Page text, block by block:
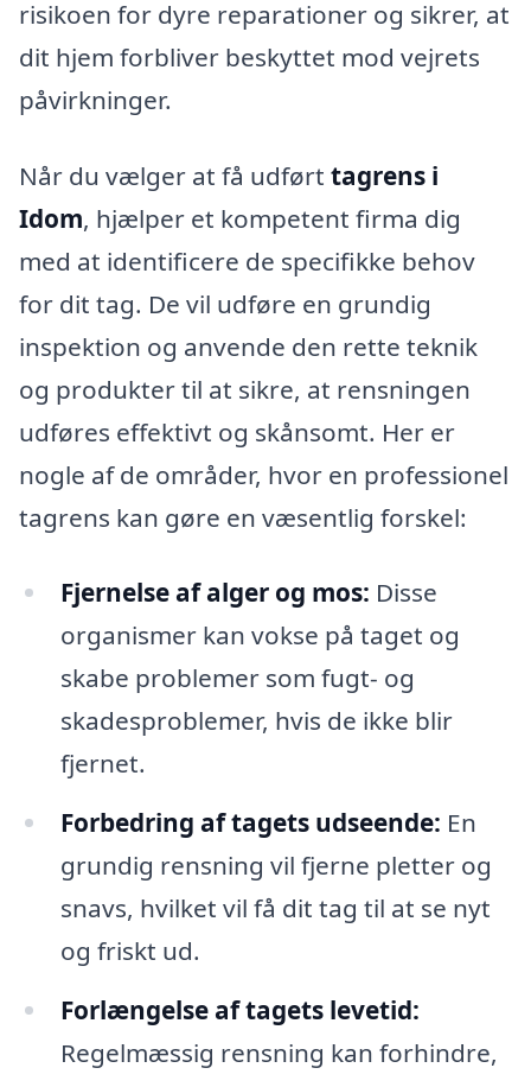
risikoen for dyre reparationer og sikrer, at
dit hjem forbliver beskyttet mod vejrets
påvirkninger.
Når du vælger at få udført tagrens i
Idom, hjælper et kompetent firma dig
med at identificere de specifikke behov
for dit tag. De vil udføre en grundig
inspektion og anvende den rette teknik
og produkter til at sikre, at rensningen
udføres effektivt og skånsomt. Her er
nogle af de områder, hvor en professionel
tagrens kan gøre en væsentlig forskel:
Fjernelse af alger og mos: Disse
organismer kan vokse på taget og
skabe problemer som fugt- og
skadesproblemer, hvis de ikke blir
fjernet.
Forbedring af tagets udseende: En
grundig rensning vil fjerne pletter og
snavs, hvilket vil få dit tag til at se nyt
og friskt ud.
Forlængelse af tagets levetid:
Regelmæssig rensning kan forhindre,